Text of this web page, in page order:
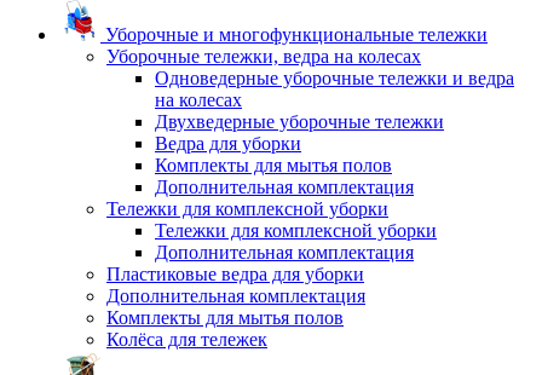
Уборочные и многофункциональные тележки
Уборочные тележки, ведра на колесах
Одноведерные уборочные тележки и ведра
на колесах
Двухведерные уборочные тележки
Ведра для уборки
Комплекты для мытья полов
Дополнительная комплектация
Тележки для комплексной уборки
Тележки для комплексной уборки
Дополнительная комплектация
Пластиковые ведра для уборки
Дополнительная комплектация
Комплекты для мытья полов
Колёса для тележек